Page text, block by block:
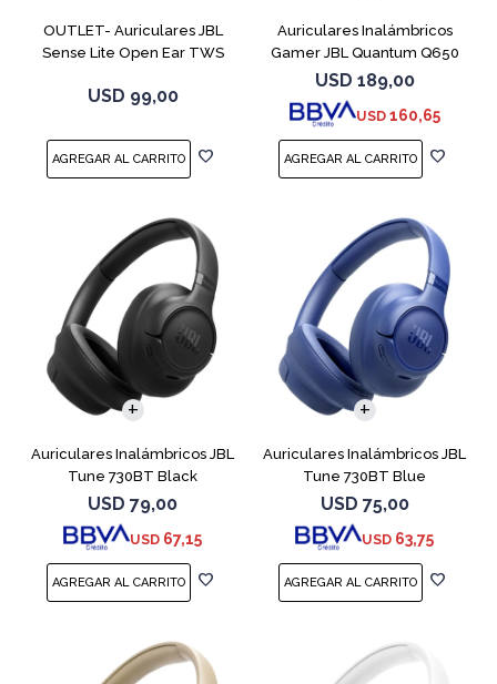
OUTLET- Auriculares JBL
Sense Lite Open Ear TWS
USD 99,00
Auriculares Inalámbricos
Gamer JBL Quantum Q650
Negro
USD 189,00
USD 160,65
Auriculares Inalámbricos JBL
Tune 730BT Black
USD 79,00
USD 67,15
Auriculares Inalámbricos JBL
Tune 730BT Blue
USD 75,00
USD 63,75